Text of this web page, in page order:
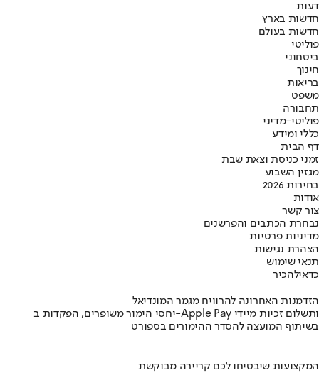
דעות
חדשות בארץ
חדשות בעולם
פוליטי
ביטחוני
חינוך
בריאות
משפט
תחבורה
פוליטי-מדיני
כללי ומידע
דף הבית
זמני כניסת וצאת שבת
מגזין השבוע
בחירות 2026
אודות
צור קשר
נבחרת הכתבים והפרשנים
מדיניות פרטיות
הצהרת נגישות
תנאי שימוש
כדאילהכיר
הזדמנות האחרונה להרוויח מגמר המונדיאל
יחסי הימור משופרים, הפקדות ב-Apple Pay ותשלום זכיות מיידי
בשיתוף המועצה להסדר ההימורים בספורט
המקצועות שיבטיחו לכם קריירה מבוקשת